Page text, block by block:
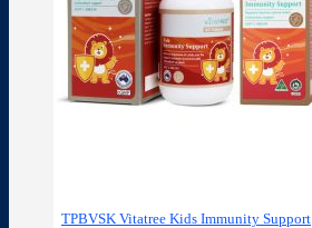
TPBVSK Vitatree Kids Immunity Support